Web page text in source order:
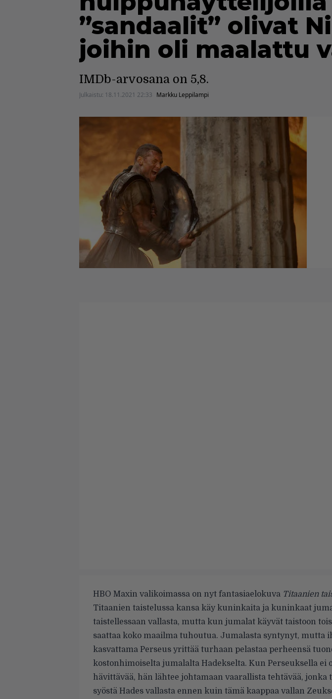
”sandaalit” olivat
joihin oli maalattu
IMDb-arvosana on 5,8.
Julkaistu: 18.11.2021 22:33 Markku Leppilampi
HBO Maxin valikoimassa on nyt fantasiaelokuva Titaanien
Titaanien taistelussa kansa käy kuninkaita ja kuninkaat
taistellessaan vallasta, mutta kun jumalat käyvät taistoon
saattaa koko maailma tuhoutua. Jumalasta syntynyt, mutta
kasvattama Perseus yrittää turhaan pelastaa perheensä
kostonhimoiselta jumalalta Hadekselta. Kun Perseuksella ei
hävittävää, hän lähtee johtamaan vaarallista tehtävää, jonka
syöstä Hades vallasta ennen kuin tämä kaappaa vallan